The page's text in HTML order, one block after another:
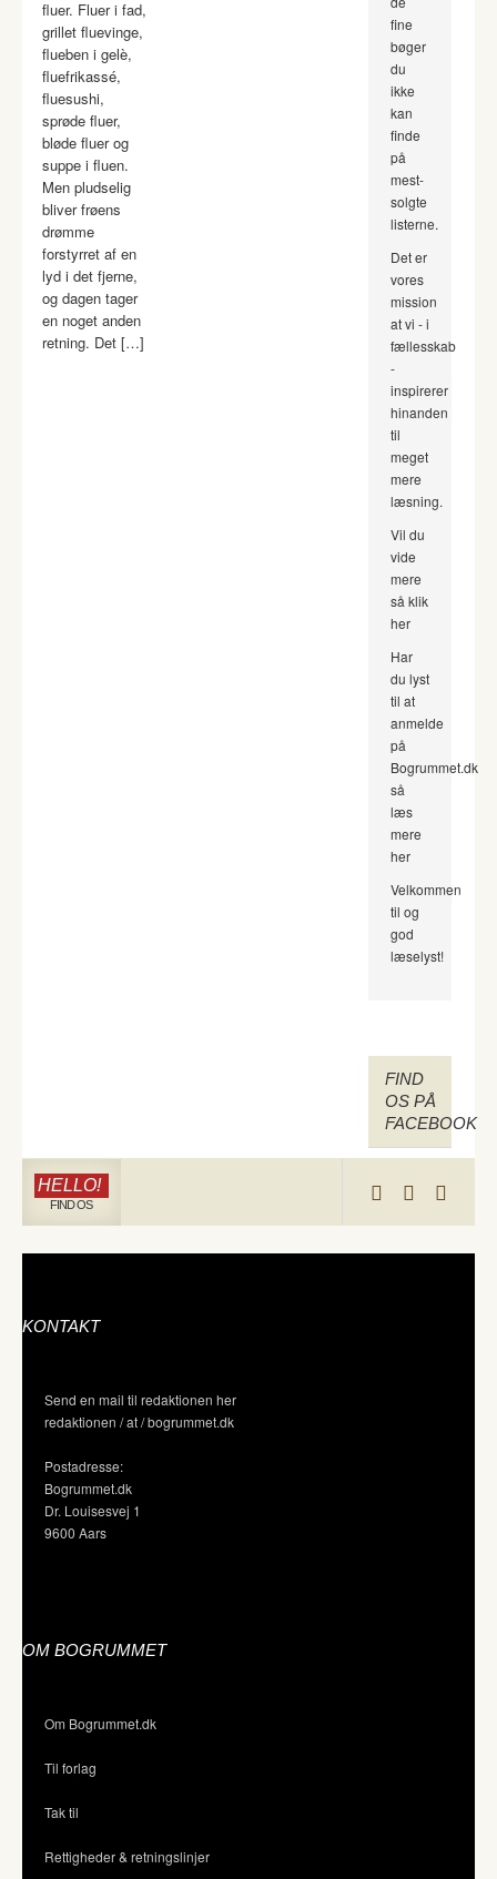
fluer. Fluer i fad,
grillet fluevinge,
flueben i gelè,
fluefrikassé,
fluesushi,
sprøde fluer,
bløde fluer og
suppe i fluen.
Men pludselig
bliver frøens
drømme
forstyrret af en
lyd i det fjerne,
og dagen tager
en noget anden
retning. Det […]
fine
bøger
du
ikke
kan
finde
på
mest-
solgte
listerne.
Det er
vores
mission
at vi - i
fællesskab
-
inspirerer
hinanden
til
meget
mere
læsning.
Vil du
vide
mere
så klik
her
Har
du lyst
til at
anmelde
på
Bogrummet.dk
så
læs
mere
her
Velkommen
til og
god
læselyst!
FIND
OS PÅ
FACEBOOK
HELLO!
FIND OS
KONTAKT
Send en mail til redaktionen her
redaktionen / at / bogrummet.dk
Postadresse:
Bogrummet.dk
Dr. Louisesvej 1
9600 Aars
OM BOGRUMMET
Om Bogrummet.dk
Til forlag
Tak til
Rettigheder & retningslinjer